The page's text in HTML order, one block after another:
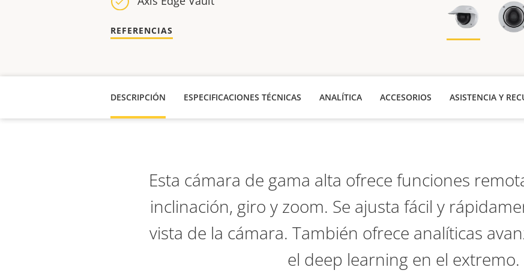
REFERENCIAS
DESCRIPCIÓN ESPECIFICACIONES TÉCNICAS ANALÍTICA ACCESORIOS ASISTENCIA Y
Esta cámara de gama alta ofrece funciones
inclinación, giro y zoom. Se ajusta fácil y
vista de la cámara. También ofrece analíticas
el deep learning en el extremo.